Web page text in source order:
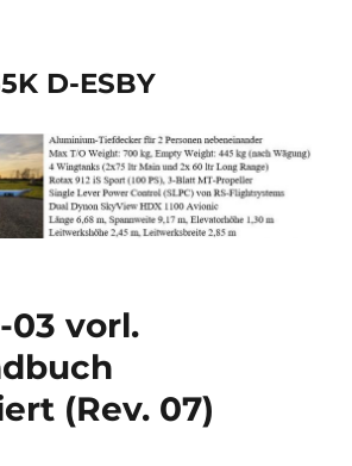
D-ESBY
03 vorl.
(Rev. 07)